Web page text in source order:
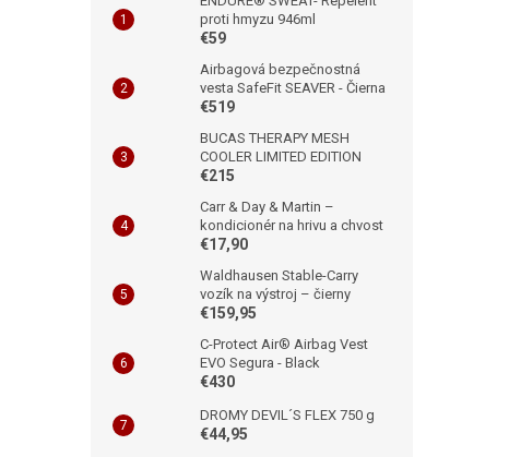
proti hmyzu 946ml
€59
Airbagová bezpečnostná
vesta SafeFit SEAVER - Čierna
€519
BUCAS THERAPY MESH
COOLER LIMITED EDITION
€215
Carr & Day & Martin –
kondicionér na hrivu a chvost
€17,90
Waldhausen Stable-Carry
vozík na výstroj – čierny
€159,95
C-Protect Air® Airbag Vest
EVO Segura - Black
€430
DROMY DEVIL´S FLEX 750 g
€44,95